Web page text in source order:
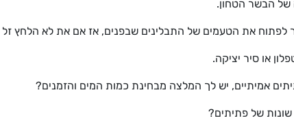
של הבשר הטחון.
לפתוח את הטעמים של התבלינים שבפנים, אז אם את לא הלחץ זל
או סיר יציקה.
אמיתיים, יש לך המלצה מבחינת כמות המים והזמנים?
של פתיתים?